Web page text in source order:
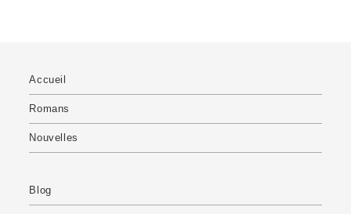
Accueil
Romans
Nouvelles
Blog